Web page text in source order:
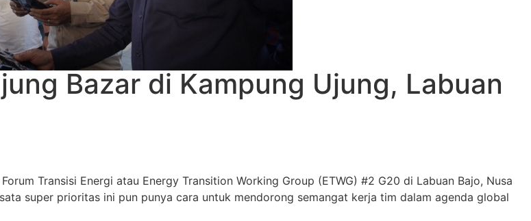
Bazar di Kampung Ujung, Labuan
Transisi Energi atau Energy Transition Working Group (ETWG) #2 G20 di Labuan Bajo, Nusa
super prioritas ini pun punya cara untuk mendorong semangat kerja tim dalam agenda global